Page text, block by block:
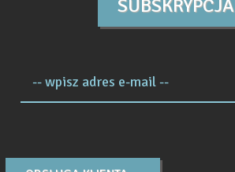
SUBSKRYPCJA
-- wpisz adres e-mail --